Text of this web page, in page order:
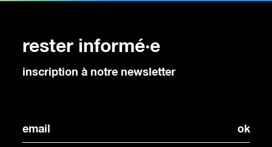
rester informé·e
inscription à notre newsletter